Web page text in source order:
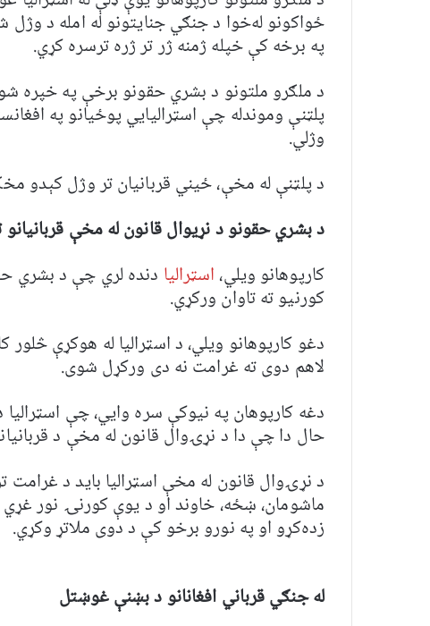
په برخه کې خپله ژمنه ژر تر ژره ترسره کړي.
وژلي.
د پلټنې له مخې، ځیني قربانیان تر وژل کېدو
د بشري حقونو د نړیوال قانون له مخې قربانیانو
کارپوهانو ویلي، اسټرالیا دنده لري چې د بشري
کورنیو ته تاوان ورکړي.
لاهم دوی ته غرامت نه دی ورکړل شوی.
دغه کارپوهان په نیوکې سره وایي، چې
حال دا چې دا د نړۍوال قانون له مخې د
د نړۍوال قانون له مخې اسټرالیا باید د
ماشومان، ښځه، خاوند او د یوې کورنۍ نور
زده‌کړو او په نورو برخو کې د دوی ملاتړ وکړي.
له جنګي قرباني افغانانو د بښنې غوښتل